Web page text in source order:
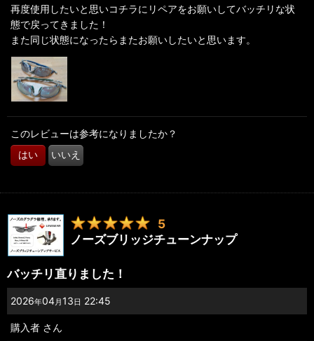
再度使用したいと思いコチラにリペアをお願いしてバッチリな状
態で戻ってきました！
また同じ状態になったらまたお願いしたいと思います。
このレビューは参考になりましたか？
はい いいえ
5
ノーズブリッジチューンナップ
バッチリ直りました！
2026年04月 13日 22:45
購入者 さん